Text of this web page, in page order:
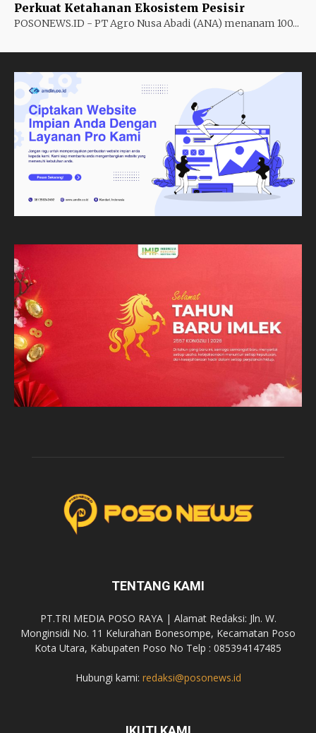
Perkuat Ketahanan Ekosistem Pesisir
POSONEWS.ID - PT Agro Nusa Abadi (ANA) menanam 100...
TENTANG KAMI
PT.TRI MEDIA POSO RAYA | Alamat Redaksi: Jln. W.
Monginsidi No. 11 Kelurahan Bonesompe, Kecamatan Poso
Kota Utara, Kabupaten Poso No Telp : 085394147485
Hubungi kami: redaksi@posonews.id